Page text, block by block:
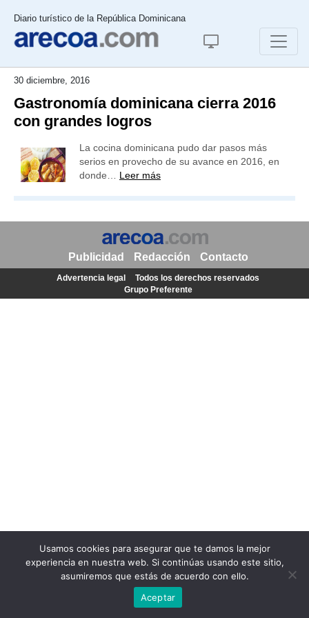
Diario turístico de la República Dominicana
30 diciembre, 2016
Gastronomía dominicana cierra 2016
con grandes logros
La cocina dominicana pudo dar pasos más
serios en provecho de su avance en 2016, en
donde… Leer más
Usamos cookies para asegurar que te damos la mejor
experiencia en nuestra web. Si continúas usando este sitio,
asumiremos que estás de acuerdo con ello.
Aceptar
Publicidad Redacción Contacto
Advertencia legal
Todos los derechos reservados
Grupo Preferente